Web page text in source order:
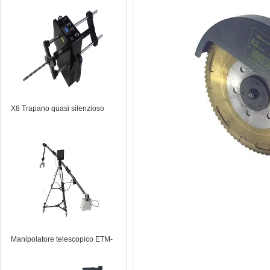
X8 Trapano quasi silenzioso
Manipolatore telescopico ETM-